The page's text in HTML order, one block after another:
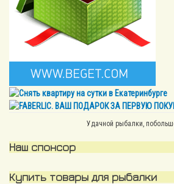
Удачной рыбалки,
Наш спонсор
Купить товары для рыбалки